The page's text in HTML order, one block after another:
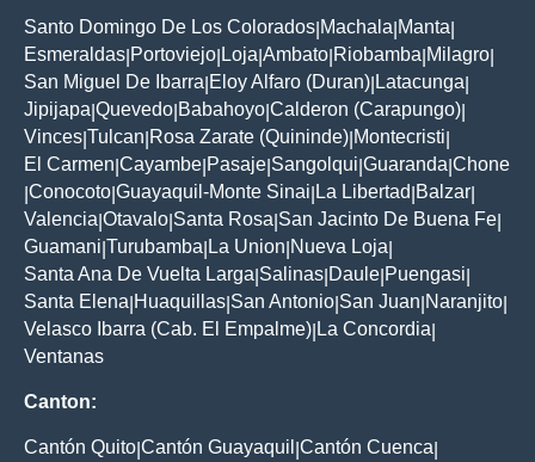
Santo Domingo De Los Colorados Machala Manta
Esmeraldas Portoviejo Loja Ambato Riobamba Milagro
San Miguel De Ibarra Eloy Alfaro (Duran) Latacunga
Jipijapa Quevedo Babahoyo Calderon (Carapungo)
Vinces Tulcan Rosa Zarate (Quininde) Montecristi
El Carmen Cayambe Pasaje Sangolqui Guaranda Chone
Conocoto Guayaquil-Monte Sinai La Libertad Balzar
Valencia Otavalo Santa Rosa San Jacinto De Buena Fe
Guamani Turubamba La Union Nueva Loja
Santa Ana De Vuelta Larga Salinas Daule Puengasi
Santa Elena Huaquillas San Antonio San Juan Naranjito
Velasco Ibarra (Cab. El Empalme) La Concordia
Ventanas
Canton:
Cantón Quito Cantón Guayaquil Cantón Cuenca